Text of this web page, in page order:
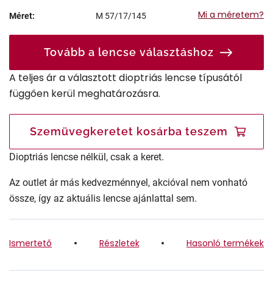
Méret: M 57/17/145 Mi a méretem?
Tovább a lencse választáshoz
A teljes ár a választott dioptriás lencse típusától
függően kerül meghatározásra.
Szemüvegkeretet kosárba teszem
Dioptriás lencse nélkül, csak a keret.
Az outlet ár más kedvezménnyel, akcióval nem vonható
össze, így az aktuális lencse ajánlattal sem.
Ismertető Részletek Hasonló termékek